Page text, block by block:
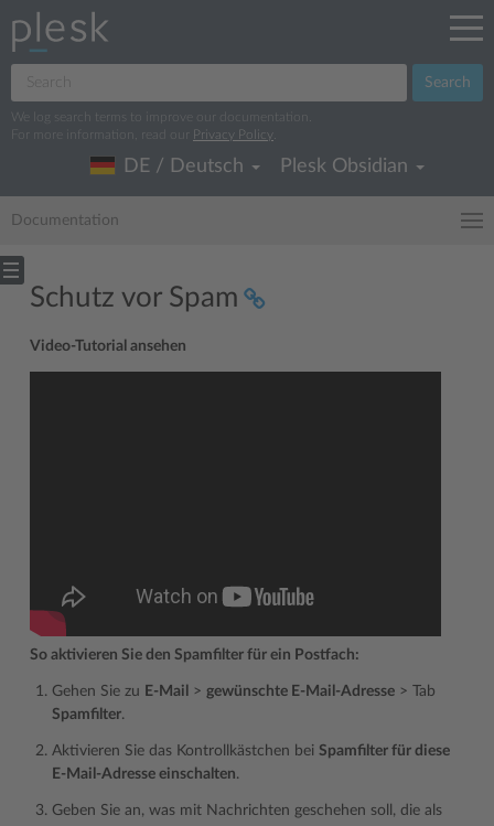
Search
We log search terms to improve our documentation.
For more information, read our
Privacy Policy
DE / Deutsch Plesk Obsidian
Documentation
Schutz vor Spam
Video-Tutorial ansehen
So aktivieren Sie den Spamfilter für ein Postfach:
Gehen Sie zu E-Mail > gewünschte E-Mail-Adresse > Tab
Spamfilter.
Aktivieren Sie das Kontrollkästchen bei Spamfilter für diese
E-Mail-Adresse einschalten.
Geben Sie an, was mit Nachrichten geschehen soll, die als